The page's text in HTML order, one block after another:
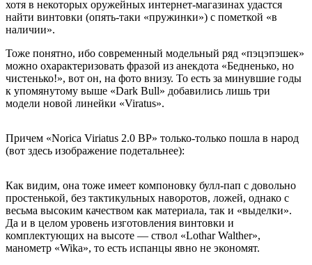
хотя в некоторых оружейных интернет-магазинах удастся
найти винтовки (опять-таки «пружинки») с пометкой «в
наличии».
Тоже понятно, ибо современный модельный ряд «пэцэпэшек»
можно охарактеризовать фразой из анекдота «Бедненько, но
чистенько!», вот он, на фото внизу. То есть за минувшие годы
к упомянутому выше «Dark Bull» добавились лишь три
модели новой линейки «Viratus».
Причем «Norica Viriatus 2.0 BP» только-только пошла в народ
(вот здесь изображение подетальнее):
Как видим, она тоже имеет компоновку булл-пап с довольно
простенькой, без тактикульных наворотов, ложей, однако с
весьма высоким качеством как материала, так и «выделки».
Да и в целом уровень изготовления винтовки и
комплектующих на высоте — ствол «Lothar Walther»,
манометр «Wika», то есть испанцы явно не экономят.